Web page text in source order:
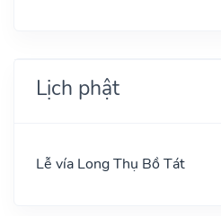
Lịch phật
Lễ vía Long Thụ Bồ Tát